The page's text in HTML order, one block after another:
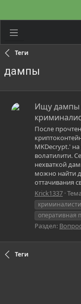
Теги
дампы
Ищу дампы
После
MKDecrypt.'
волатилити.
нехваткой
можно найти
оттачивания
Krick1337 Тема
оперативная
Раздел:
Теги